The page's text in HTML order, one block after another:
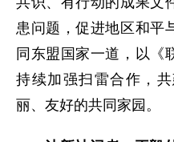
患问题，促进地区和平
同东盟国家一道，以《
持续加强扫雷合作，
丽、友好的共同家园。